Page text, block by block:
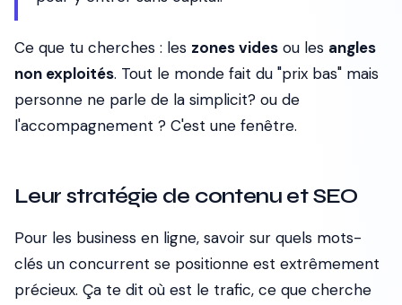
Ce que tu cherches : les zones vides ou les angles
non exploités. Tout le monde fait du "prix bas" mais
personne ne parle de la simplicit? ou de
l'accompagnement ? C'est une fenêtre.
Leur stratégie de contenu et SEO
Pour les business en ligne, savoir sur quels mots-
clés un concurrent se positionne est extrêmement
précieux. Ça te dit où est le trafic, ce que cherche